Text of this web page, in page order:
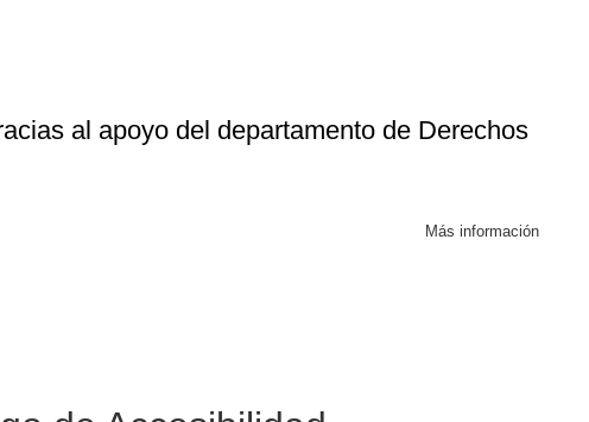
al apoyo del departamento de Derechos
Más información